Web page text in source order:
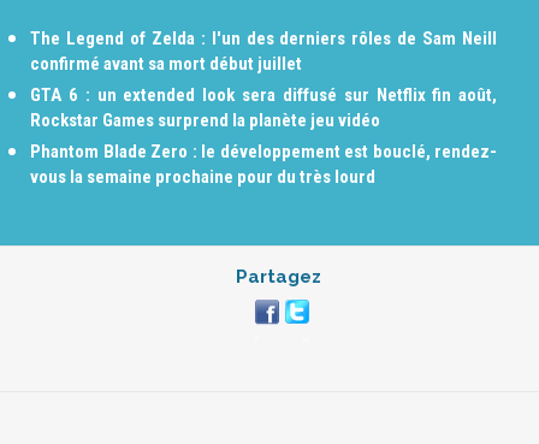
The Legend of Zelda : l'un des derniers rôles de Sam Neill
confirmé avant sa mort début juillet
GTA 6 : un extended look sera diffusé sur Netflix fin août,
Rockstar Games surprend la planète jeu vidéo
Phantom Blade Zero : le développement est bouclé, rendez-
vous la semaine prochaine pour du très lourd
Partagez